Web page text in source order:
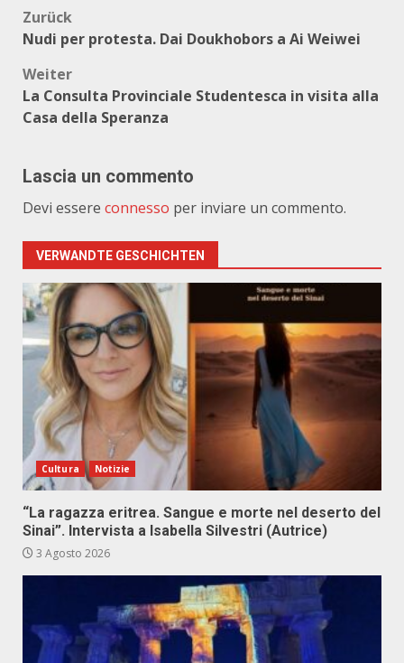
Beitragsnavigation
Zurück
Nudi per protesta. Dai Doukhobors a Ai Weiwei
Weiter
La Consulta Provinciale Studentesca in visita alla
Casa della Speranza
Lascia un commento
Devi essere connesso per inviare un commento.
VERWANDTE GESCHICHTEN
Cultura Notizie
“La ragazza eritrea. Sangue e morte nel deserto del
Sinai”. Intervista a Isabella Silvestri (Autrice)
3 Agosto 2026